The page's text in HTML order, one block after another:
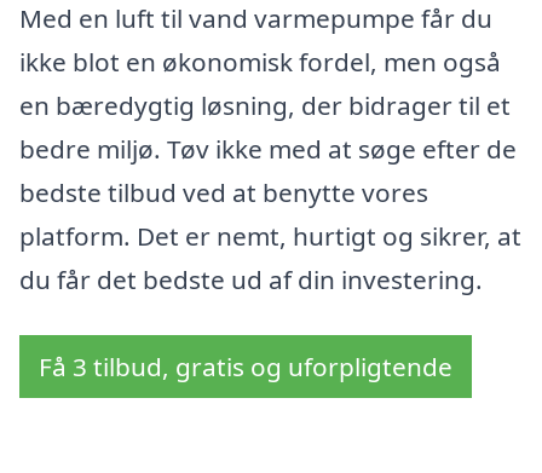
Med en luft til vand varmepumpe får du
ikke blot en økonomisk fordel, men også
en bæredygtig løsning, der bidrager til et
bedre miljø. Tøv ikke med at søge efter de
bedste tilbud ved at benytte vores
platform. Det er nemt, hurtigt og sikrer, at
du får det bedste ud af din investering.
Få 3 tilbud, gratis og uforpligtende